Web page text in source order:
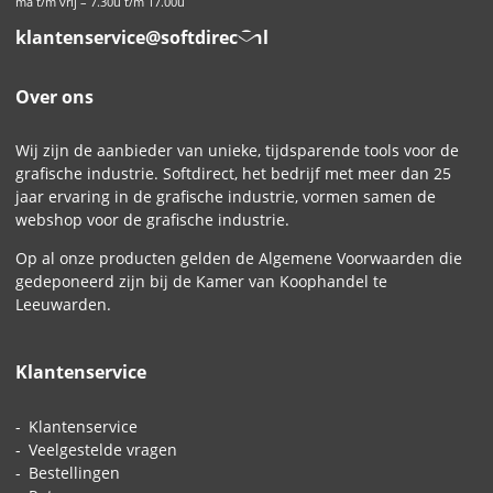
klantenservice@softdirect.nl
Over ons
Wij zijn de aanbieder van unieke, tijdsparende tools voor de
grafische industrie. Softdirect, het bedrijf met meer dan 25
jaar ervaring in de grafische industrie, vormen samen de
webshop voor de grafische industrie.
Op al onze producten gelden deAlgemene Voorwaarden die
gedeponeerd zijn bij de Kamer van Koophandel te
Leeuwarden.
Klantenservice
Klantenservice
Veelgestelde vragen
Bestellingen